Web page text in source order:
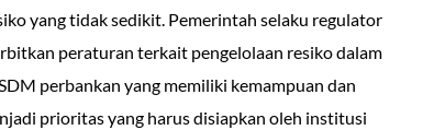
yang tidak sedikit. Pemerintah selaku regulator
peraturan terkait pengelolaan resiko dalam
perbankan yang memiliki kemampuan dan
prioritas yang harus disiapkan oleh institusi